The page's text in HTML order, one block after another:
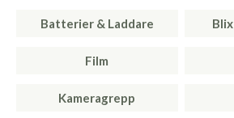
Batterier & Laddare
Film
Kameragrepp